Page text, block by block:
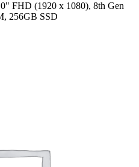
FHD (1920 x 1080), 8th Gen
256GB SSD